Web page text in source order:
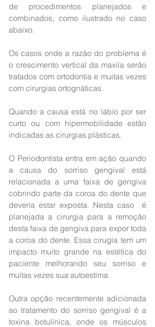
de procedimentos planejados e
combinados, como ilustrado no caso
abaixo.
Os casos onde a razão do problema é
o crescimento vertical da maxila serão
tratados com ortodontia e muitas vezes
com cirurgias ortognáticas.
Quando a causa está no lábio por ser
curto ou com hipermobilidade estão
indicadas as cirurgias plásticas.
O Periodontista entra em ação quando
a causa do sorriso gengival está
relacionada a uma faixa de gengiva
cobrindo parte da coroa do dente que
deveria estar exposta. Nesta caso  é
planejada a cirurgia para a remoção
desta faixa de gengiva para expor toda
a coroa do dente. Essa cirugia tem um
impacto muito grande na estética do
paciente melhorando seu sorriso e
muitas vezes sua autoestima.
Outra opção recentemente adicionada
ao tratamento do sorriso gengival é a
toxina botulínica, onde os músculos